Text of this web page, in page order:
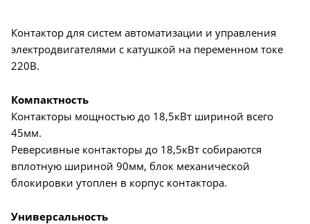
Контактор для систем автоматизации и управления
электродвигателями с катушкой на переменном токе
220В.
Компактность
Контакторы мощностью до 18,5кВт шириной всего
45мм.
Реверсивные контакторы до 18,5кВт собираются
вплотную шириной 90мм, блок механической
блокировки утоплен в корпус контактора.
Универсальность